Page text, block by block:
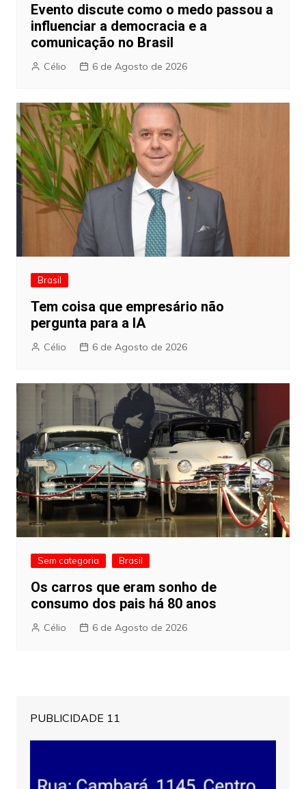
Evento discute como o medo passou a
influenciar a democracia e a
comunicação no Brasil
Célio 6 de Agosto de 2026
Brasil
Tem coisa que empresário não
pergunta para a IA
Célio 6 de Agosto de 2026
Sem categoria Brasil
Os carros que eram sonho de
consumo dos pais há 80 anos
Célio 6 de Agosto de 2026
PUBLICIDADE 11